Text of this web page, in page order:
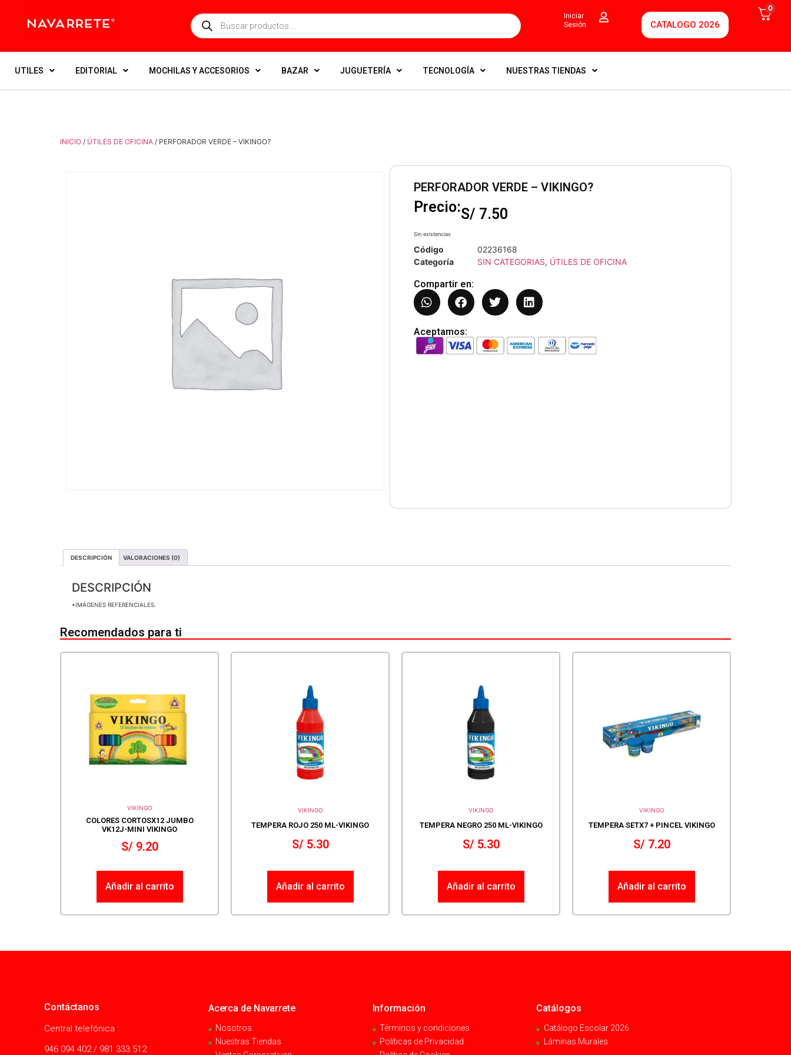
Iniciar
Sesión
CATALOGO 2026
0
UTILES EDITORIAL MOCHILAS Y ACCESORIOS BAZAR JUGUETERÍA TECNOLOGÍA NUESTRAS TIENDAS
INICIO / ÚTILES DE OFICINA / PERFORADOR VERDE – VIKINGO?
PERFORADOR VERDE – VIKINGO?
Precio:S/ 7.50
Sin existencias
Código
02236168
Categoría
SIN CATEGORIAS, ÚTILES DE OFICINA
Compartir en:
Aceptamos:
DESCRIPCIÓN VALORACIONES (0)
DESCRIPCIÓN
•IMÁGENES REFERENCIALES.
Recomendados para ti
VIKINGO
COLORES CORTOSX12 JUMBO
VK12J-MINI VIKINGO
S/9.20
Añadir al carrito
VIKINGO
TEMPERA ROJO 250 ML-VIKINGO
S/5.30
Añadir al carrito
VIKINGO
TEMPERA NEGRO 250 ML-VIKINGO
S/5.30
Añadir al carrito
VIKINGO
TEMPERA SETX7 + PINCEL VIKINGO
S/7.20
Añadir al carrito
Contáctanos
Central telefónica :
946 094 402 / 981 333 512
Acerca de Navarrete
Nosotros
Nuestras Tiendas
Información
Términos y condiciones
Políticas de Privacidad
Catálogos
Catálogo Escolar 2026
Láminas Murales